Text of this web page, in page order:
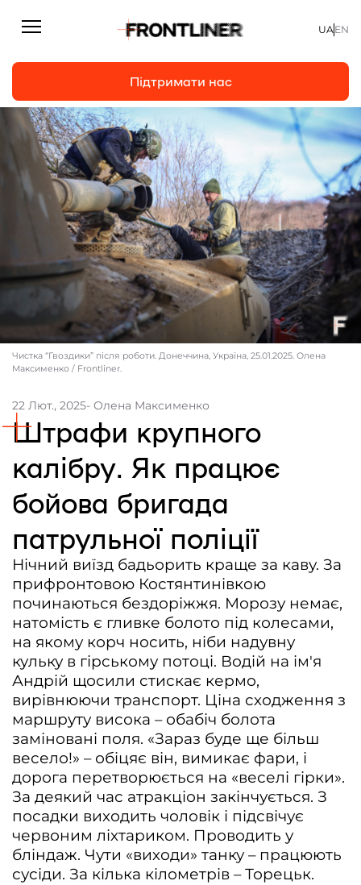
Репортажі
Статті
Інтерв’ю
Особисто
На часі
Підтримати
Команда
Співпраця
Медіакіт
Партнери проєкту та подяка
Редакційна політика | Копірайт
Документи
Підтримати нас
UAEN
Підтримати нас
Чистка “Гвоздики” після роботи. Донеччина, Україна, 25.01.2025. Олена
Максименко / Frontliner.
22 Лют., 2025- Олена Максименко
Штрафи крупного
калібру. Як працює
бойова бригада
патрульної поліції
Нічний виїзд бадьорить краще за каву. За
прифронтовою Костянтинівкою
починаються бездоріжжя. Морозу немає,
натомість є гливке болото під колесами,
на якому корч носить, ніби надувну
кульку в гірському потоці. Водій на ім'я
Андрій щосили стискає кермо,
вирівнюючи транспорт. Ціна сходження з
маршруту висока – обабіч болота
заміновані поля. «Зараз буде ще більш
весело!» – обіцяє він, вимикає фари, і
дорога перетворюється на «веселі гірки».
За деякий час атракціон закінчується. З
посадки виходить чоловік і підсвічує
червоним ліхтариком. Проводить у
бліндаж. Чути «виходи» танку – працюють
сусіди. За кілька кілометрів – Торецьк.